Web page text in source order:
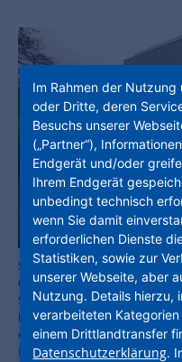
Stolze Buchbesitzer: NHW-
Carmen Neumann-Hofmann
Sozialmanagement
Bibliotheksleiterin Maike
evangelischen
Empfang. Foto: NHW
Im Rahmen der
oder Dritte, deren
Besuchs unserer
(„Partner“),
Endgerät und/oder
Ihrem Endgerät
unbedingt technisch
wenn Sie damit
erforderlichen Dienste
Statistiken, sowie zur
unserer Webseite, aber
Nutzung. Details hierzu,
verarbeiteten
einem Drittlandtransfer
Datenschutzerklärung.